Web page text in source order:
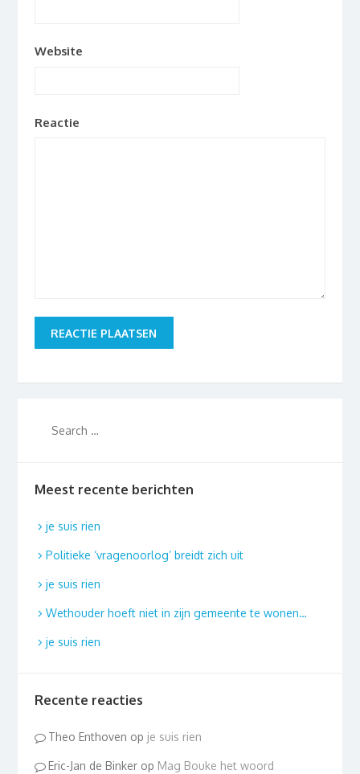
Website
Reactie
Meest recente berichten
je suis rien
Politieke ‘vragenoorlog’ breidt zich uit
je suis rien
Wethouder hoeft niet in zijn gemeente te wonen…
je suis rien
Recente reacties
Theo Enthoven op je suis rien
Eric-Jan de Binker op Mag Bouke het woord